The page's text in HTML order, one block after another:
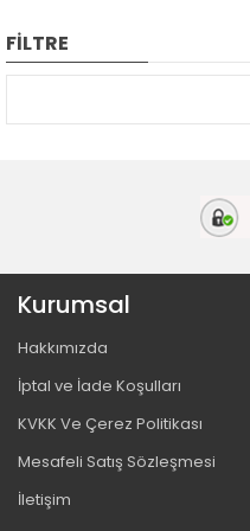
FİLTRE
Kurumsal
Hakkımızda
İptal ve İade Koşulları
KVKK Ve Çerez Politikası
Mesafeli Satış Sözleşmesi
İletişim